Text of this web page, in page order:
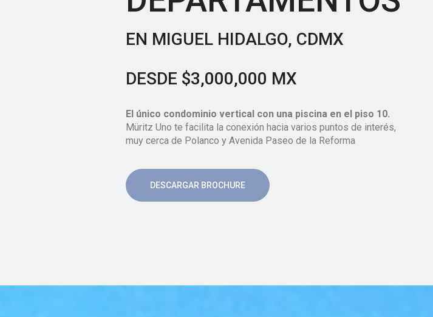
DESDE $3,000,000 MX
El único condominio vertical con una piscina en el piso 10.
Müritz Uno te facilita la conexión hacia varios puntos de interés,
muy cerca de Polanco y Avenida Paseo de la Reforma
DESCARGAR BROCHURE